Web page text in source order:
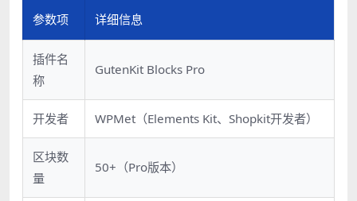
参数项 详细信息
插件名
称
GutenKit Blocks Pro
开发者 WPMet（Elements Kit、Shopkit开发者）
区块数
量
50+（Pro版本）